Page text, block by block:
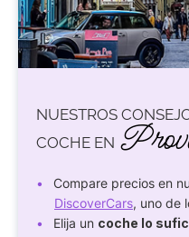
NUESTROS
COCHE EN
Compare precios en
DiscoverCars, uno de
Elija un coche lo